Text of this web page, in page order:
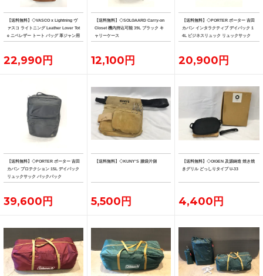
【送料無料】◇VASCO x Lightning ヴ
ァスコ ライトニング Leather Lover Tot
e ニベレザー トート バッグ 革ジャン用
トート
22,990円
【送料無料】◇SOLGAARD Carry-on
Closet 機内持込可能 39L ブラック キ
ャリーケース
12,100円
【送料無料】◇PORTER ポーター 吉田
カバン インタラクティブ デイパック 1
4L ビジネスリュック リュックサック
20,900円
【送料無料】◇PORTER ポーター 吉田
カバン プロテクション 15L デイパック
リュックサック バックパック
39,600円
【送料無料】◇KUNY'S 腰袋片側
5,500円
【送料無料】◇OIGEN 及源鋳造 焼き焼
きグリル どっしりタイプ U-33
4,400円